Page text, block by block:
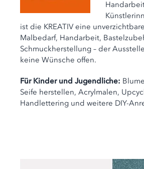
ist die KREATIV eine
Malbedarf, Handarbeit,
Schmuckherstellung – der
keine Wünsche offen.
Für Kinder und Jugendliche:
Seife herstellen, Acrylmalen,
Handlettering und weitere DIY-